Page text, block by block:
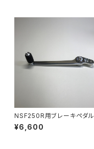
NSF250R用ブレーキペダル
¥6,600